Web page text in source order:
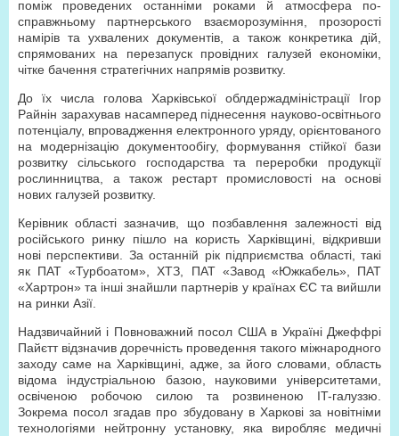
поміж проведених останніми роками й атмосфера по-
справжньому партнерського взаєморозуміння, прозорості
намірів та ухвалених документів, а також конкретика дій,
спрямованих на перезапуск провідних галузей економіки,
чітке бачення стратегічних напрямів розвитку.
До їх числа голова Харківської облдержадміністрації Ігор
Райнін зарахував насамперед піднесення науково-освітнього
потенціалу, впровадження електронного уряду, орієнтованого
на модернізацію документообігу, формування стійкої бази
розвитку сільського господарства та переробки продукції
рослинництва, а також рестарт промисловості на основі
нових галузей розвитку.
Керівник області зазначив, що позбавлення залежності від
російського ринку пішло на користь Харківщині, відкривши
нові перспективи. За останній рік підприємства області, такі
як ПАТ «Турбоатом», ХТЗ, ПАТ «Завод «Южкабель», ПАТ
«Хартрон» та інші знайшли партнерів у країнах ЄС та вийшли
на ринки Азії.
Надзвичайний і Повноважний посол США в Україні Джеффрі
Пайєтт відзначив доречність проведення такого міжнародного
заходу саме на Харківщині, адже, за його словами, область
відома індустріальною базою, науковими університетами,
освіченою робочою силою та розвиненою IT-галуззю.
Зокрема посол згадав про збудовану в Харкові за новітніми
технологіями нейтронну установку, яка виробляє медичні